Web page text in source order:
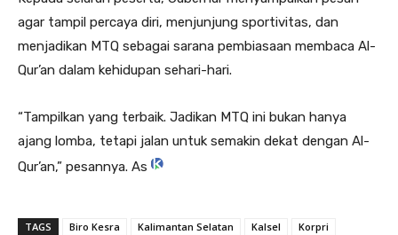
agar tampil percaya diri, menjunjung sportivitas, dan
menjadikan MTQ sebagai sarana pembiasaan membaca Al-
Qur’an dalam kehidupan sehari-hari.
“Tampilkan yang terbaik. Jadikan MTQ ini bukan hanya
ajang lomba, tetapi jalan untuk semakin dekat dengan Al-
Qur’an,” pesannya. As
TAGS Biro Kesra Kalimantan Selatan Kalsel
Korpri